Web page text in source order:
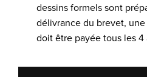
dessins formels sont
délivrance du brevet,
doit être payée tous les 4